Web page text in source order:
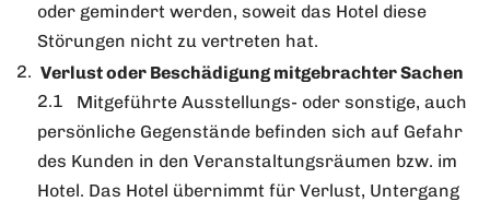
oder gemindert werden, soweit das Hotel diese
Störungen nicht zu vertreten hat.
Verlust oder Beschädigung mitgebrachter Sachen
Mitgeführte Ausstellungs- oder sonstige, auch
persönliche Gegenstände befinden sich auf Gefahr
des Kunden in den Veranstaltungsräumen bzw. im
Hotel. Das Hotel übernimmt für Verlust, Untergang